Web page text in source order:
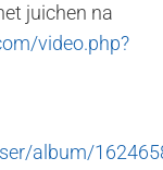
juichen na
video.php?
album/